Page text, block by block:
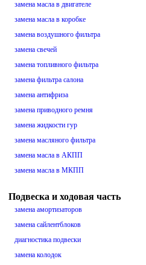
замена масла в двигателе
замена масла в коробке
замена воздушного фильтра
замена свечей
замена топливного фильтра
замена фильтра салона
замена антифриза
замена приводного ремня
замена жидкости гур
замена масляного фильтра
замена масла в АКПП
замена масла в МКПП
Подвеска и ходовая часть
замена амортизаторов
замена сайлентблоков
диагностика подвески
замена колодок